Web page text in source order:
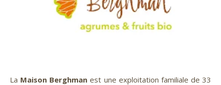
La Maison Berghman est une exploitation familiale de 33